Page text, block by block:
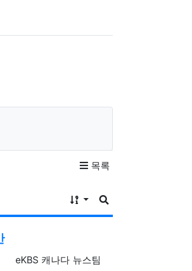
목록
게시물 정렬
게시판 검색
등록자
eKBS 캐나다 뉴스팀